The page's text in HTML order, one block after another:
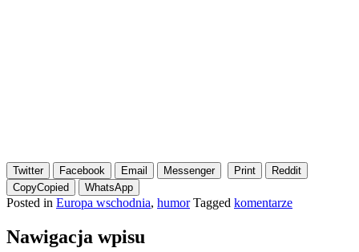
Twitter Facebook Email Messenger Print
Reddit
CopyCopied WhatsApp
Posted in Europa wschodnia, humor Tagged komentarze
Nawigacja wpisu